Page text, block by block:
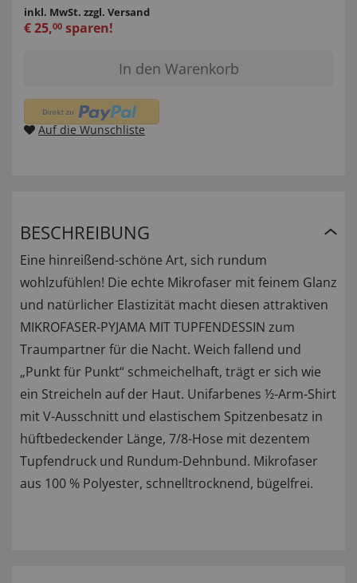
inkl. MwSt. zzgl. Versand
€25,00 sparen!
In den Warenkorb
Auf die Wunschliste
BESCHREIBUNG
Eine hinreißend-schöne Art, sich rundum
wohlzufühlen! Die echte Mikrofaser mit feinem Glanz
und natürlicher Elastizität macht diesen attraktiven
MIKROFASER-PYJAMA MIT TUPFENDESSIN zum
Traumpartner für die Nacht. Weich fallend und
„Punkt für Punkt“ schmeichelhaft, trägt er sich wie
ein Streicheln auf der Haut. Unifarbenes ½-Arm-Shirt
mit V-Ausschnitt und elastischem Spitzenbesatz in
hüftbedeckender Länge, 7/8-Hose mit dezentem
Tupfendruck und Rundum-Dehnbund. Mikrofaser
aus 100 % Polyester, schnelltrocknend, bügelfrei.